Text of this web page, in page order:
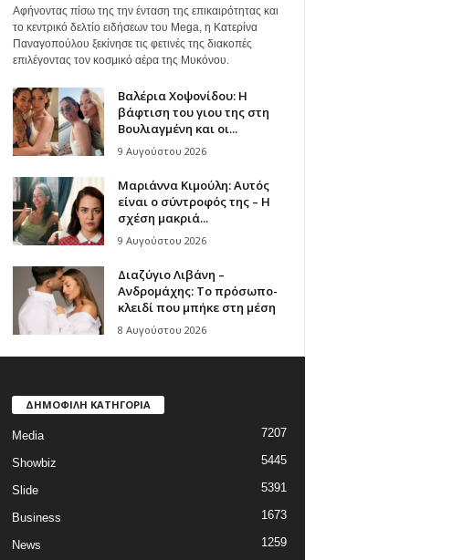
Αφήνοντας πίσω της την ένταση της επικαιρότητας και
το κεντρικό δελτίο ειδήσεων του Mega, η Κατερίνα
Παναγοπούλου ξεκίνησε τις φετινές της διακοπές
επιλέγοντας τον κοσμικό αέρα της Μυκόνου.
Βαλέρια Χοψονίδου: Η
βάφτιση του γιου της στη
Βουλιαγμένη και οι...
9 Αυγούστου 2026
Μαριάννα Κιμούλη: Αυτός
είναι ο σύντροφός της – Η
σχέση μακριά...
9 Αυγούστου 2026
Διαζύγιο Λιβάνη –
Ανδρομάχης: Το πρόσωπο-
κλειδί που μπήκε στη μέση
8 Αυγούστου 2026
ΔΗΜΟΦΙΛΗ ΚΑΤΗΓΟΡΙΑ
Media 7207
Showbiz 5445
Slide 5391
Business 1673
News 1259